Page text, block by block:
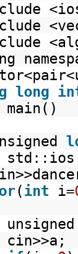
long
main()
(int i=